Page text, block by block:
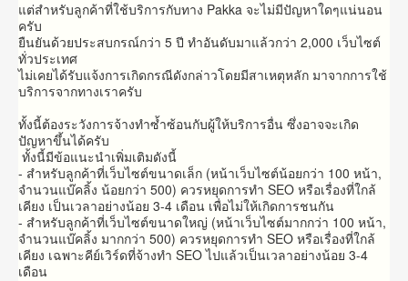
แต่สำหรับลูกค้าที่ใช้บริการกับทาง Pakka จะไม่มีปัญหาใดๆแน่นอน
ครับ
ยืนยันด้วยประสบกรณ์กว่า 5 ปี ทำอันดับมาแล้วกว่า 2,000 เว็บไซต์
ทั่วประเทศ
ไม่เคยได้รับแจ้งการเกิดกรณีดังกล่าวโดยมีสาเหตุหลัก มาจากการใช้
บริการจากทางเราครับ
ทั้งนี้ต้องระวังการจ้างทำซ้ำซ้อนกับผู้ให้บริการอื่น ซึ่งอาจจะเกิด
ปัญหาขึ้นได้ครับ
ทั้งนี้มีข้อแนะนำเพิ่มเติมดังนี้
- สำหรับลูกค้าที่เว็บไซต์ขนาดเล็ก (หน้าเว็บไซต์น้อยกว่า 100 หน้า,
จำนวนแบ๊คลิ้ง น้อยกว่า 500) ควรหยุดการทำ SEO หรือเรื่องที่ใกล้
เคียง เป็นเวลาอย่างน้อย 3-4 เดือน เพื่อไม่ให้เกิดการชนกัน
- สำหรับลูกค้าที่เว็บไซต์ขนาดใหญ่ (หน้าเว็บไซต์มากกว่า 100 หน้า,
จำนวนแบ๊คลิ้ง มากกว่า 500) ควรหยุดการทำ SEO หรือเรื่องที่ใกล้
เคียง เฉพาะคีย์เวิร์ดที่จ้างทำ SEO ไปแล้วเป็นเวลาอย่างน้อย 3-4
เดือน